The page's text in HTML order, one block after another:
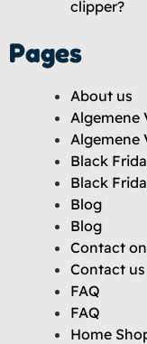
clipper?
Pages
About us
Algemene
Algemene
Black
Black
Blog
Blog
Contact
Contact us
FAQ
FAQ
Home